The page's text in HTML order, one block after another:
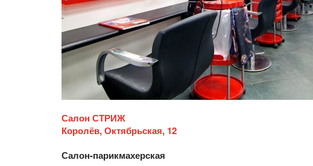
Салон СТРИЖ
Королёв, Октябрьская, 12
Салон-парикмахерская